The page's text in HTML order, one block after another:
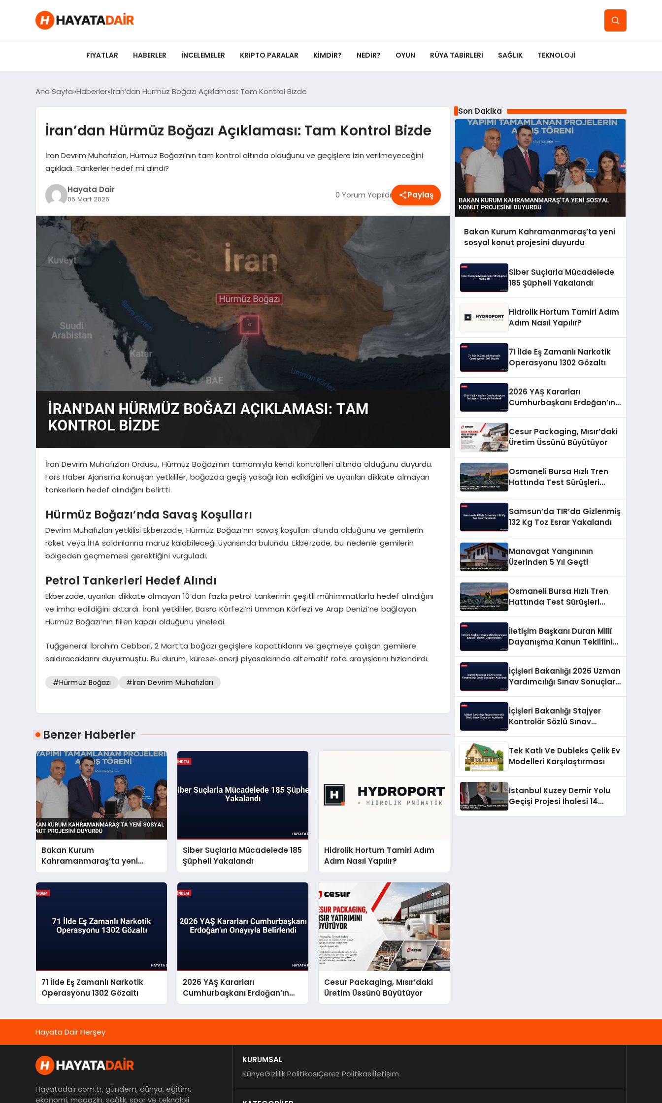
FIYATLAR HABERLER İNCELEMELER KRIPTO PARALAR KIMDIR? NEDIR? OYUN RÜYA TABIRLERI SAĞLIK TEKNOLOJI
Ana Sayfa Haberler İran’dan Hürmüz Boğazı Açıklaması: Tam Kontrol Bizde
İran’dan Hürmüz Boğazı Açıklaması: Tam Kontrol Bizde
İran Devrim Muhafızları, Hürmüz Boğazı’nın tam kontrol altında olduğunu ve geçişlere izin verilmeyeceğini
açıkladı. Tankerler hedef mi alındı?
Hayata Dair
05 Mart 2026 0 Yorum Yapıldı Paylaş
İran Devrim Muhafızları Ordusu, Hürmüz Boğazı’nın tamamıyla kendi kontrolleri altında olduğunu duyurdu.
Fars Haber Ajansı’na konuşan yetkililer, boğazda geçiş yasağı ilan edildiğini ve uyarıları dikkate almayan
tankerlerin hedef alındığını belirtti.
Hürmüz Boğazı’nda Savaş Koşulları
Devrim Muhafızları yetkilisi Ekberzade, Hürmüz Boğazı’nın savaş koşulları altında olduğunu ve gemilerin
roket veya İHA saldırılarına maruz kalabileceği uyarısında bulundu. Ekberzade, bu nedenle gemilerin
bölgeden geçmemesi gerektiğini vurguladı.
Petrol Tankerleri Hedef Alındı
Ekberzade, uyarıları dikkate almayan 10’dan fazla petrol tankerinin çeşitli mühimmatlarla hedef alındığını
ve imha edildiğini aktardı. İranlı yetkililer, Basra Körfezi’ni Umman Körfezi ve Arap Denizi’ne bağlayan
Hürmüz Boğazı’nın fiilen kapalı olduğunu yineledi.
Tuğgeneral İbrahim Cebbari, 2 Mart’ta boğazı geçişlere kapattıklarını ve geçmeye çalışan gemilere
saldıracaklarını duyurmuştu. Bu durum, küresel enerji piyasalarında alternatif rota arayışlarını hızlandırdı.
#Hürmüz Boğazı #İran Devrim Muhafızları
Benzer Haberler
Bakan Kurum
Kahramanmaraş’ta yeni
sosyal konut projesini
duyurdu
Siber Suçlarla Mücadelede 185
Şüpheli Yakalandı
Hidrolik Hortum Tamiri Adım
Adım Nasıl Yapılır?
71 İlde Eş Zamanlı Narkotik
Operasyonu 1302 Gözaltı
2026 YAŞ Kararları
Cumhurbaşkanı Erdoğan’ın
Onayıyla Belirlendi
Cesur Packaging, Mısır’daki
Üretim Üssünü Büyütüyor
Son Dakika
Bakan Kurum Kahramanmaraş’ta yeni
sosyal konut projesini duyurdu
Siber Suçlarla Mücadelede
185 Şüpheli Yakalandı
Hidrolik Hortum Tamiri Adım
Adım Nasıl Yapılır?
71 İlde Eş Zamanlı Narkotik
Operasyonu 1302 Gözaltı
2026 YAŞ Kararları
Cumhurbaşkanı Erdoğan’ın
Cesur Packaging, Mısır’daki
Üretim Üssünü Büyütüyor
Osmaneli Bursa Hızlı Tren
Hattında Test Sürüşleri
Samsun’da TIR’da Gizlenmiş
132 Kg Toz Esrar Yakalandı
Manavgat Yangınının
Üzerinden 5 Yıl Geçti
Osmaneli Bursa Hızlı Tren
Hattında Test Sürüşleri
İletişim Başkanı Duran Millî
Dayanışma Kanun Teklifini
İçişleri Bakanlığı 2026 Uzman
Yardımcılığı Sınav Sonuçları
İçişleri Bakanlığı Stajyer
Kontrolör Sözlü Sınav
Tek Katlı Ve Dubleks Çelik Ev
Modelleri Karşılaştırması
İstanbul Kuzey Demir Yolu
Geçişi Projesi İhalesi 14
Hayata Dair Herşey
Hayatadair.com.tr, gündem, dünya, eğitim,
ekonomi, magazin, sağlık, spor ve teknoloji
KURUMSAL
KünyeGizlilik PolitikasıÇerez Politikasıİletişim